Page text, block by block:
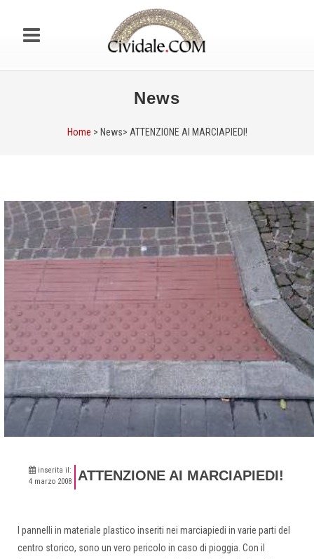
News
Home > News> ATTENZIONE AI MARCIAPIEDI!
inserita il:
4 marzo 2008
ATTENZIONE AI MARCIAPIEDI!
I pannelli in materiale plastico inseriti nei marciapiedi in varie parti del
centro storico, sono un vero pericolo in caso di pioggia. Con il